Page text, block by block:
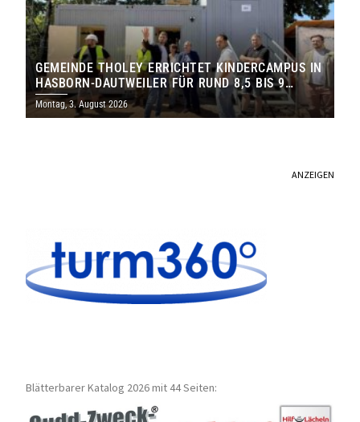
GEMEINDE THOLEY ERRICHTET KINDERCAMPUS IN
HASBORN-DAUTWEILER FÜR RUND 8,5 BIS 9
MILLIONEN EURO
Montag, 3. August 2026
ANZEIGEN
Blätterbarer Katalog 2026 mit 44 Seiten: